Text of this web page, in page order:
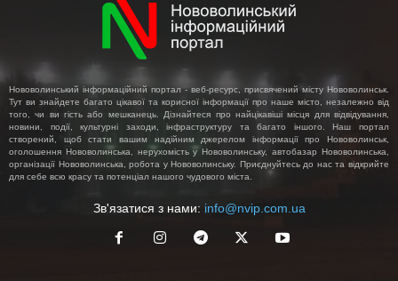
Нововолинський інформаційний портал - веб-ресурс, присвячений місту Нововолинськ.
Тут ви знайдете багато цікавої та корисної інформації про наше місто, незалежно від
того, чи ви гість або мешканець. Дізнайтеся про найцікавіші місця для відвідування,
новини, події, культурні заходи, інфраструктуру та багато іншого. Наш портал
створений, щоб стати вашим надійним джерелом інформації про Нововолинськ,
оголошення Нововолинська, нерухомість у Нововолинську, автобазар Нововолинська,
організації Нововолинська, робота у Нововолинську. Приєднуйтесь до нас та відкрийте
для себе всю красу та потенціал нашого чудового міста.
Зв'язатися з нами: info@nvip.com.ua